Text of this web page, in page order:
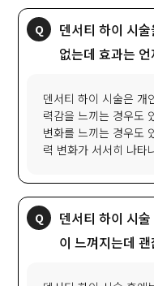
덴서티 하이 시
없는데 효과는
덴서티 하이 시술은 개
력감을 느끼는 경우도
변화를 느끼는 경우도
력 변화가 서서히 나타
덴서티 하이 시
이 느껴지는데